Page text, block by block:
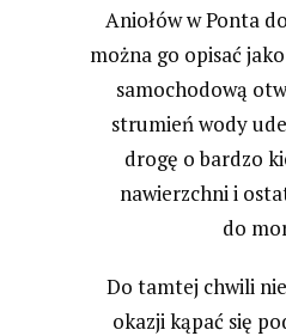
Aniołów w Ponta
można go opisać
samochodową
strumień wody
drogę o bardzo
nawierzchni i
do
Do tamtej chwili
okazji kąpać się